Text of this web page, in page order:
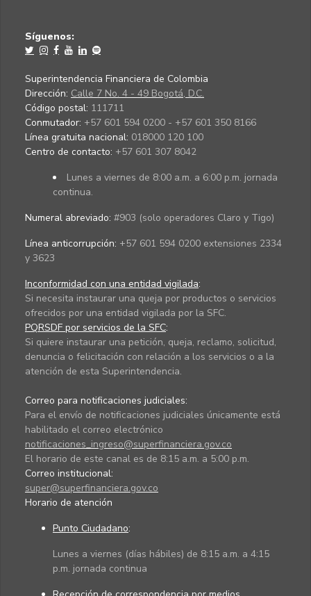
Síguenos:
Superintendencia Financiera de Colombia
Dirección: Calle 7 No. 4 - 49 Bogotá, D.C.
Código postal: 111711
Conmutador: +57 601 594 0200 - +57 601 350 8166
Línea gratuita nacional: 018000 120 100
Centro de contacto: +57 601 307 8042
Lunes a viernes de 8:00 a.m. a 6:00 p.m. jornada
continua.
Numeral abreviado: #903 (solo operadores Claro y Tigo)
Línea anticorrupción: +57 601 594 0200 extensiones 2334
y 3623
Inconformidad con una entidad vigilada:
Si necesita instaurar una queja por productos o servicios
ofrecidos por una entidad vigilada por la SFC.
PQRSDF por servicios de la SFC:
Si quiere instaurar una petición, queja, reclamo, solicitud,
denuncia o felicitación con relación a los servicios o a la
atención de esta Superintendencia.
Correo para notificaciones judiciales:
Para el envío de notificaciones judiciales únicamente está
habilitado el correo electrónico
notificaciones_ingreso@superfinanciera.gov.co
El horario de este canal es de 8:15 a.m. a 5:00 p.m.
Correo institucional:
super@superfinanciera.gov.co
Horario de atención
Punto Ciudadano:
Lunes a viernes (días hábiles) de 8:15 a.m. a 4:15
p.m. jornada continua